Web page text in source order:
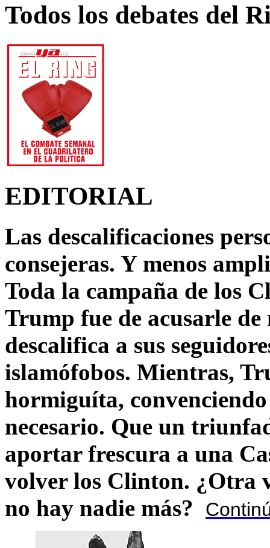
Todos los debates del
EDITORIAL
Las descalificaciones
consejeras. Y menos
Toda la campaña de los
Trump fue de acusarle
descalifica a sus
islamófobos. Mientras,
hormiguíta,
necesario. Que un
aportar frescura a una
volver los Clinton. ¿Otra
no hay nadie más?